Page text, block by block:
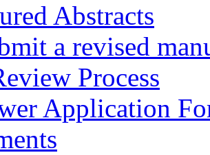
Abstracts
a revised
Process
Application